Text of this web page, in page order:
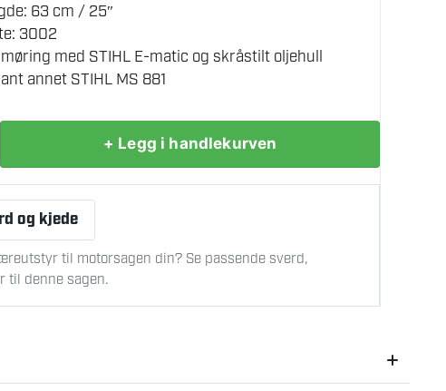
63 cm / 25″
3002
med STIHL E-matic og skråstilt oljehull
annet STIHL MS 881
+ Legg i handlekurven
og kjede
til motorsagen din? Se passende sverd,
til denne sagen.